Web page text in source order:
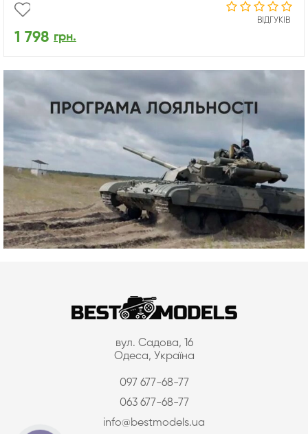
ВІДГУКІВ
1 798 грн.
вул. Садова, 16
Одеса, Україна
097 677-68-77
063 677-68-77
info@bestmodels.ua